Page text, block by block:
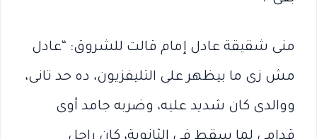
منى شقيقة عادل إمام قالت للشروق: “عادل
مش زى ما بيظهر على التليفزيون، ده حد تانى،
ووالدى كان شديد عليه، وضربه جامد أوى